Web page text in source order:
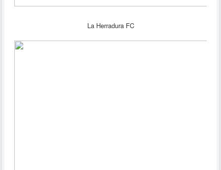
La Herradura FC